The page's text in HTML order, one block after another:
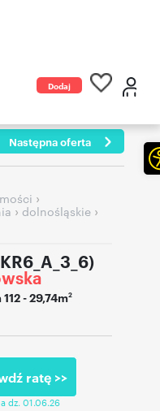
Dodaj
Następna oferta
›
› dolnośląskie ›
- 29,74m2
ratę >>
dz. 01.06.26